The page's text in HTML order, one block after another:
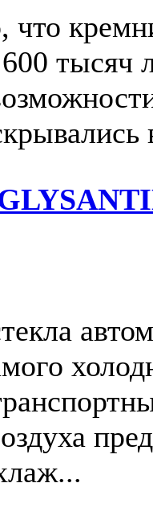
что
тысяч